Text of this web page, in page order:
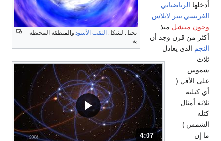
تخيل لشكل الثقب الأسود والمنطقة المحيطة
به
المدة: دقائق و 7 ثواني.
4:07
أدخلها الرياضياتي
الفرنسي بيير لابلاس
وجون ميتشل منذ
أكثر من قرن وجد أن
النجم الذي يعادل
ثلاث
شموس
على الأقل (
أي كتلته
ثلاثة أمثال
كتله
الشمس )
ما إن